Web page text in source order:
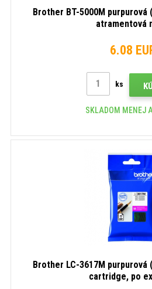
Brother BT-5000M
atramentová
6.08
ks
SKLADOM MENEJ
Brother LC-3617M
cartridge, po